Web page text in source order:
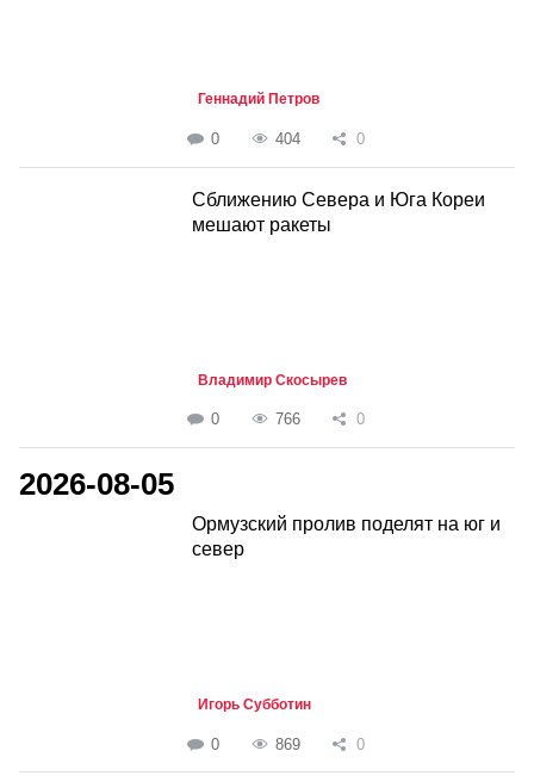
Геннадий Петров
0 404 0
Сближению Севера и Юга Кореи
мешают ракеты
Владимир Скосырев
0 766 0
2026-08-05
Ормузский пролив поделят на юг и
север
Игорь Субботин
0 869 0